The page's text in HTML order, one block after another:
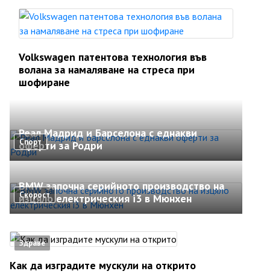
Volkswagen патентова технология във
волана за намаляване на стреса при
шофиране
Спорт
Реал Мадрид и Барселона с еднакви
оферти за Родри
Скорост
BMW започна серийното производство на
изцяло електрическия i3 в Мюнхен
Здраве
Как да изградите мускули на открито